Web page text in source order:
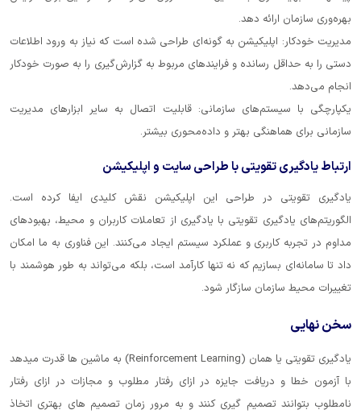
بهره‌وری سازمان ارائه دهد.
مدیریت خودکار: اپلیکیشن به گونه‌ای طراحی شده است که نیاز به ورود اطلاعات
دستی را به حداقل رسانده و فرایندهای مربوط به گزارش‌گیری را به صورت خودکار
انجام می‌دهد.
یکپارچگی با سیستم‌های سازمانی: قابلیت اتصال به سایر ابزارهای مدیریت
سازمانی برای هماهنگی بهتر و داده‌محوری بیشتر.
ارتباط یادگیری تقویتی با طراحی سایت و اپلیکیشن
یادگیری تقویتی در طراحی این اپلیکیشن نقش کلیدی ایفا کرده است.
الگوریتم‌های یادگیری تقویتی با یادگیری از تعاملات کاربران و محیط، بهبودهای
مداوم در تجربه کاربری و عملکرد سیستم ایجاد می‌کنند. این فناوری به ما امکان
داد تا سامانه‌ای بسازیم که نه تنها کارآمد است، بلکه می‌تواند به طور هوشمند با
تغییرات محیط سازمان سازگار شود.
سخن نهایی
یادگیری تقویتی یا همان (Reinforcement Learning) به ماشین ها قدرت میدهد
با آزمون خطا و دریافت جایزه در ازای رفتار مطلوب و مجازات در ازای رفتار
نامطلوب بتوانند تصمیم گیری کنند و به مرور زمان تصمیم های بهتری اتخاذ